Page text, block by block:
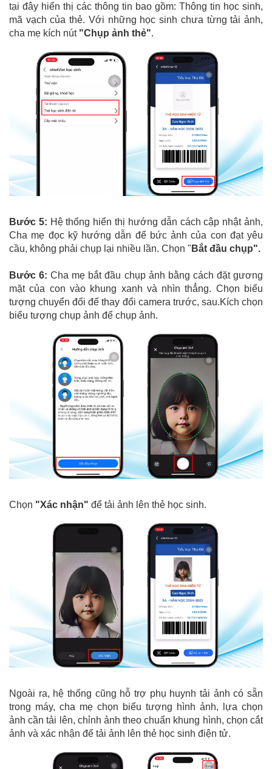
tại đây hiển thị các thông tin bao gồm: Thông tin học sinh,
mã vạch của thẻ. Với những học sinh chưa từng tải ảnh,
cha mẹ kích nút "Chụp ảnh thẻ".
Bước 5: Hệ thống hiển thị hướng dẫn cách cập nhật ảnh,
Cha mẹ đọc kỹ hướng dẫn để bức ảnh của con đạt yêu
cầu, không phải chụp lại nhiều lần. Chọn " Bắt đầu chụp".
Bước 6:Cha mẹ bắt đầu chụp ảnh bằng cách đặt gương
mặt của con vào khung xanh và nhìn thẳng. Chọn biểu
tượng chuyển đổi để thay đổi camera trước, sau.Kích chọn
biểu tượng chụp ảnh để chụp ảnh.
Chọn "Xác nhận" để tải ảnh lên thẻ học sinh.
Ngoài ra, hệ thống cũng hỗ trợ phụ huynh tải ảnh có sẵn
trong máy, cha mẹ chọn biểu tượng hình ảnh, lựa chọn
ảnh cần tải lên, chỉnh ảnh theo chuẩn khung hình, chọn cắt
ảnh và xác nhận để tải ảnh lên thẻ học sinh điện tử.